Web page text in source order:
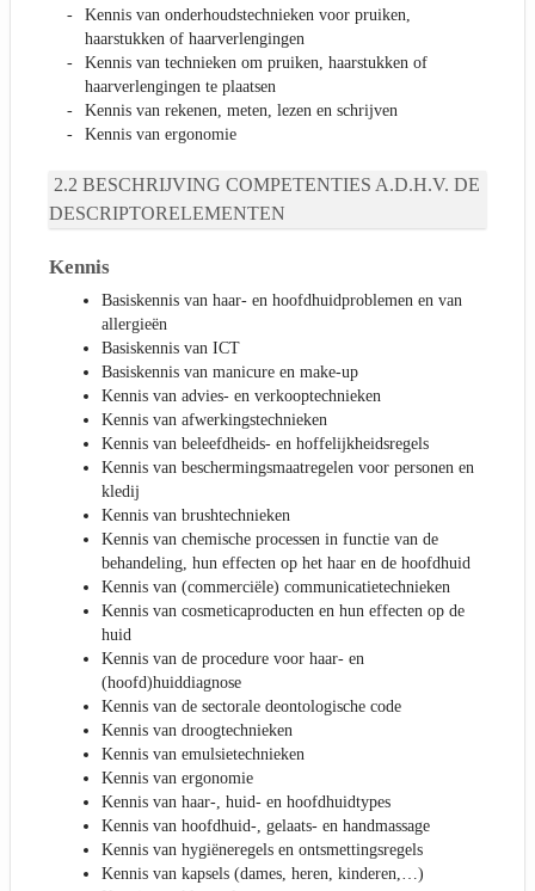
Kennis van onderhoudstechnieken voor pruiken,
haarstukken of haarverlengingen
Kennis van technieken om pruiken, haarstukken of
haarverlengingen te plaatsen
Kennis van rekenen, meten, lezen en schrijven
Kennis van ergonomie
BESCHRIJVING COMPETENTIES A.D.H.V. DE
DESCRIPTORELEMENTEN
Kennis
Basiskennis van haar- en hoofdhuidproblemen en van
allergieën
Basiskennis van ICT
Basiskennis van manicure en make-up
Kennis van advies- en verkooptechnieken
Kennis van afwerkingstechnieken
Kennis van beleefdheids- en hoffelijkheidsregels
Kennis van beschermingsmaatregelen voor personen en
kledij
Kennis van brushtechnieken
Kennis van chemische processen in functie van de
behandeling, hun effecten op het haar en de hoofdhuid
Kennis van (commerciële) communicatietechnieken
Kennis van cosmeticaproducten en hun effecten op de
huid
Kennis van de procedure voor haar- en
(hoofd)huiddiagnose
Kennis van de sectorale deontologische code
Kennis van droogtechnieken
Kennis van emulsietechnieken
Kennis van ergonomie
Kennis van haar-, huid- en hoofdhuidtypes
Kennis van hoofdhuid-, gelaats- en handmassage
Kennis van hygiëneregels en ontsmettingsregels
Kennis van kapsels (dames, heren, kinderen,…)